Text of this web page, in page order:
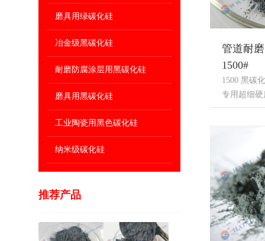
磨具用绿碳化硅
冶金级黑碳化硅
耐磨防腐涂层用黑碳化硅
磨具用黑碳化硅
工业陶瓷用黑色碳化硅
纳米级碳化硅
推荐产品
管道耐
1500#
1500 黑碳
专用超细